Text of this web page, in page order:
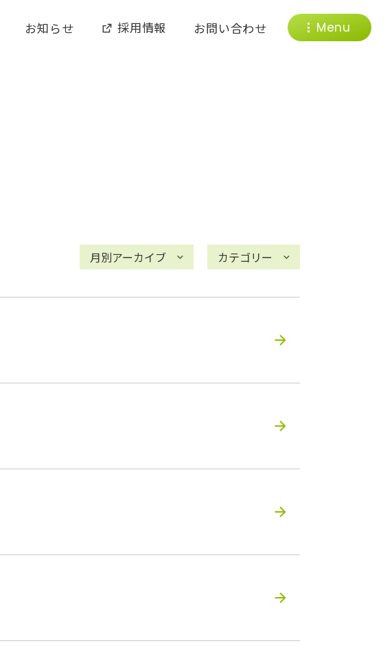
お知らせ 採用情報 お問い合わせ Menu